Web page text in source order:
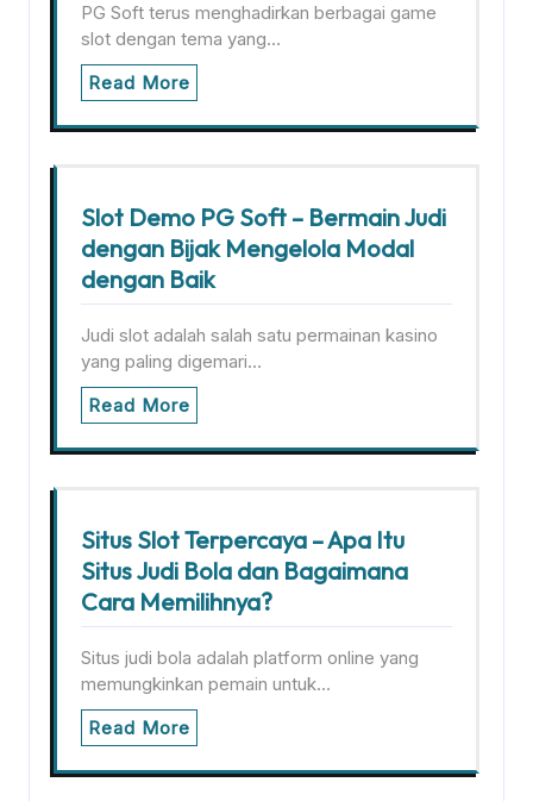
PG Soft terus menghadirkan berbagai game
slot dengan tema yang…
Read More
Slot Demo PG Soft – Bermain Judi
dengan Bijak Mengelola Modal
dengan Baik
Judi slot adalah salah satu permainan kasino
yang paling digemari…
Read More
Situs Slot Terpercaya – Apa Itu
Situs Judi Bola dan Bagaimana
Cara Memilihnya?
Situs judi bola adalah platform online yang
memungkinkan pemain untuk…
Read More